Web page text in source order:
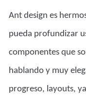
Ant design es
pueda profundizar
componentes que
hablando y muy
progreso, layouts,